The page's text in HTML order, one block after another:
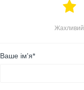
Жахливий
Ваше ім'я*